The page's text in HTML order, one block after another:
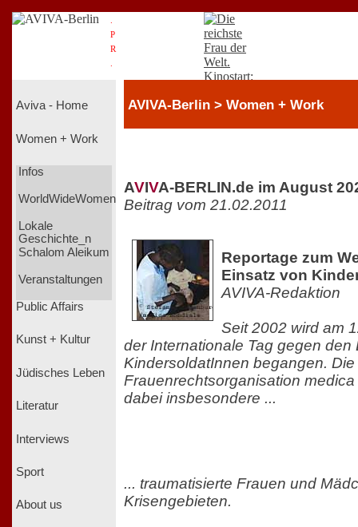
P
R
Aviva - Home
Women + Work
Infos
WorldWideWomen
Lokale
Geschichte_n
Schalom Aleikum
Veranstaltungen
Public Affairs
Kunst + Kultur
Jüdisches Leben
Literatur
Interviews
Sport
About us
AVIVA-Berlin > Women + Work
AVIVA-BERLIN.de im August
Beitrag vom 21.02.2011
Reportage zum
Einsatz von
AVIVA-Redaktion
Seit 2002 wird am
der Internationale Tag gegen den
KindersoldatInnen begangen. Die
Frauenrechtsorganisation
dabei insbesondere ...
... traumatisierte Frauen und
Krisengebieten.